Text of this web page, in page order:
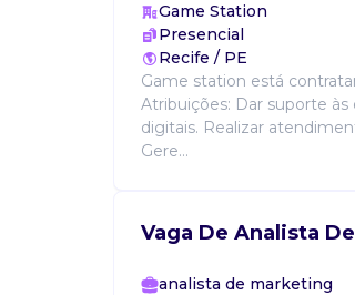
Game Station
Presencial
Recife / PE
Game station está
Atribuições: Dar suporte
digitais. Realizar
Gere...
Vaga De Analista
analista de marketing